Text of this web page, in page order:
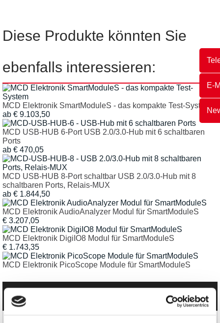
E-
Diese Produkte könnten Sie
ebenfalls interessieren:
MCD Elektronik SmartModuleS - das kompakte Test-System
ab € 9.103,50
MCD USB-HUB 6-Port USB 2.0/3.0-Hub mit 6 schaltbaren
Ports
ab € 470,05
MCD USB-HUB 8-Port schaltbar USB 2.0/3.0-Hub mit 8
schaltbaren Ports, Relais-MUX
ab € 1.844,50
MCD Elektronik AudioAnalyzer Modul für SmartModuleS
€ 3.207,05
MCD Elektronik DigiIO8 Modul für SmartModuleS
€ 1.743,35
MCD Elektronik PicoScope Module für SmartModuleS
Kategorien